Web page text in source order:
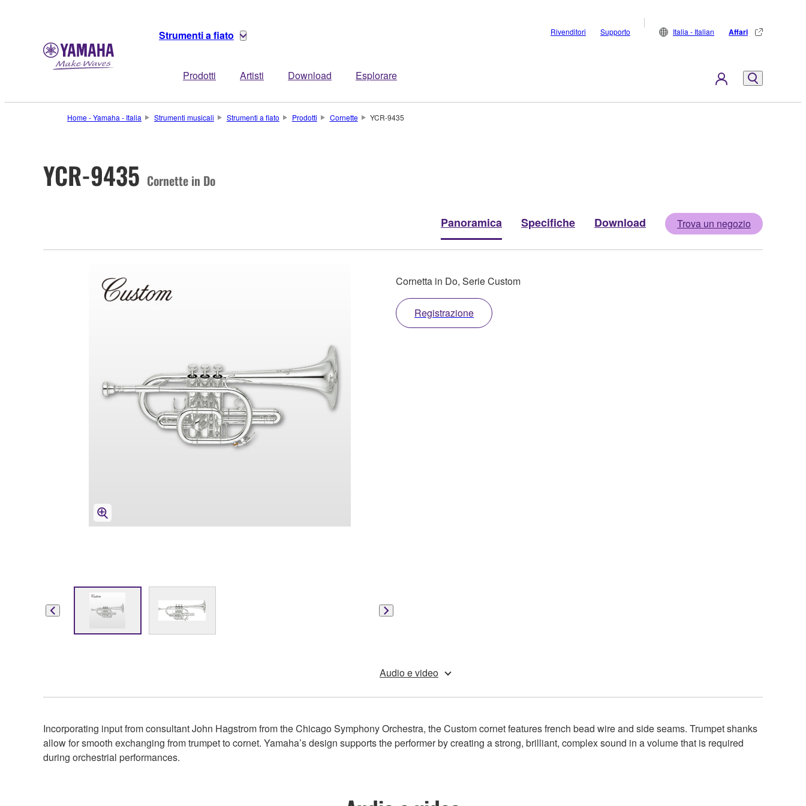
Strumenti a fiato
Prodotti Artisti Download Esplorare
Rivenditori Supporto Italia - Italian Affari
Home - Yamaha - Italia Strumenti musicali Strumenti a fiato Prodotti Cornette YCR-9435
YCR-9435 Cornette in Do
Panoramica Specifiche Download Trova un negozio
Cornetta in Do, Serie Custom
Registrazione
Audio e video
Incorporating input from consultant John Hagstrom from the Chicago Symphony Orchestra, the Custom cornet features french bead wire and side seams. Trumpet shanks
allow for smooth exchanging from trumpet to cornet. Yamaha’s design supports the performer by creating a strong, brilliant, complex sound in a volume that is required
during orchestrial performances.